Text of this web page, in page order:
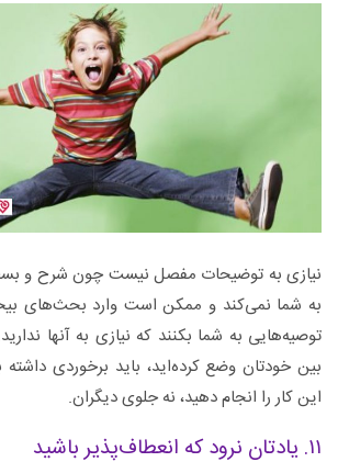
نیازی به توضیحات مفصل نیست چون شرح و
به شما نمی‌کند و ممکن است وارد بحث‌های
توصیه‌هایی به شما بکنند که نیازی به آنها
بین خودتان وضع کرده‌اید، باید برخوردی داشته
این کار را انجام دهید، نه جلوی دیگران.
۱۱. یادتان نرود که انعطاف‌پذیر باشید